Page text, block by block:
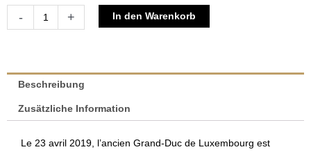
-
Hommage
Menge
+ In den Warenkorb
Beschreibung
Zusätzliche Information
Le 23 avril 2019, l’ancien Grand-Duc de Luxembourg est